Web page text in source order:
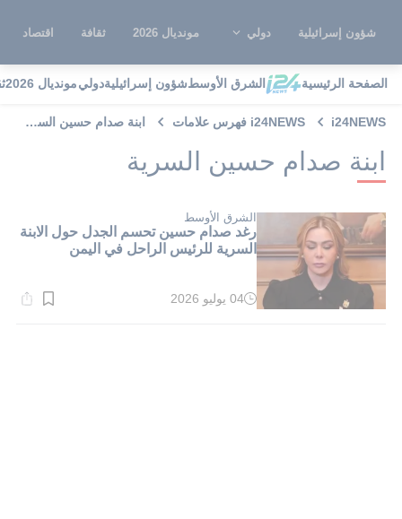
شؤون إسرائيلية دولي مونديال 2026 ثقافة اقتصاد
الصفحة الرئيسية الشرق الأوسطشؤون إسرائيليةدوليمونديال 2026
i24NEWS i24NEWS فهرس علامات ابنة صدام حسين السرية
ابنة صدام حسين السرية
الشرق الأوسط
رغد صدام حسين تحسم الجدل حول الابنة
السرية للرئيس الراحل في اليمن
وقت
04 يوليو 2026